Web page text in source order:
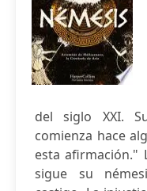
del siglo XXI.
comienza hace
esta afirmación."
sigue su